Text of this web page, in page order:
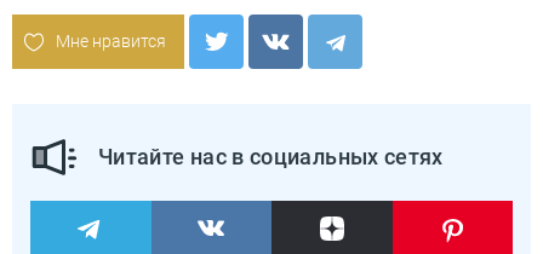
Мне нравится
Читайте нас в социальных сетях